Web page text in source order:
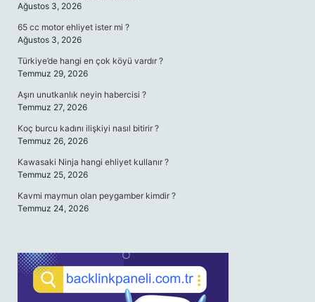
Ağustos 3, 2026
65 cc motor ehliyet ister mi ?
Ağustos 3, 2026
Türkiye’de hangi en çok köyü vardır ?
Temmuz 29, 2026
Aşırı unutkanlık neyin habercisi ?
Temmuz 27, 2026
Koç burcu kadını ilişkiyi nasıl bitirir ?
Temmuz 26, 2026
Kawasaki Ninja hangi ehliyet kullanır ?
Temmuz 25, 2026
Kavmi maymun olan peygamber kimdir ?
Temmuz 24, 2026